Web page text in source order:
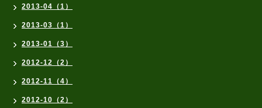
2013-04（1）
2013-03（1）
2013-01（3）
2012-12（2）
2012-11（4）
2012-10（2）